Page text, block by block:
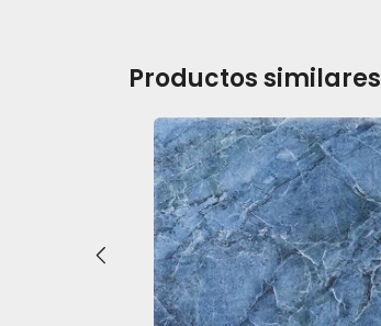
Productos similares